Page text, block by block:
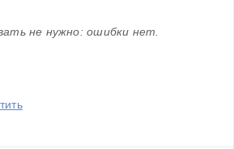
не нужно: ошибки нет.